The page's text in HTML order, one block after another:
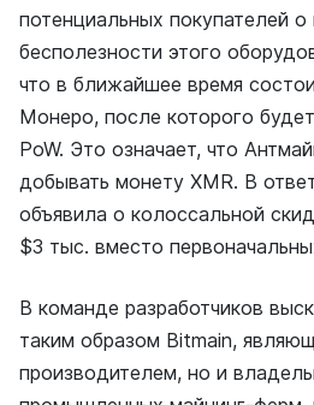
потенциальных покупателей
бесполезности этого
что в ближайшее время
Монеро, после которого
PoW. Это означает, что
добывать монету XMR. В
объявила о колоссальной
$3 тыс. вместо
В команде разработчиков
таким образом Bitmain,
производителем, но и